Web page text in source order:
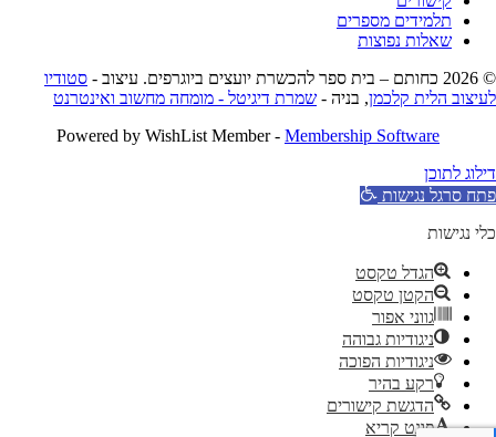
תלמידים מספרים
שאלות נפוצות
ספר להכשרת יועצים ביוגרפים. עיצוב -
סטודיו
הלית קלכמן, בניה - שמרת דיגיטל - מומחה מחשוב ואינטרנט
Powered by WishList Member -Membership Software
לתוכן
סרגל נגישות
נגישות
הגדל טקסט
הקטן טקסט
גווני אפור
ניגודיות גבוהה
ניגודיות הפוכה
רקע בהיר
הדגשת קישורים
פונט קריא